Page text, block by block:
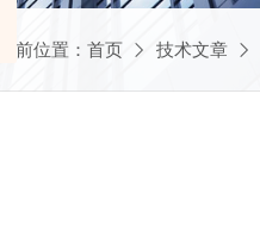
当前位置： 首页 技术文章